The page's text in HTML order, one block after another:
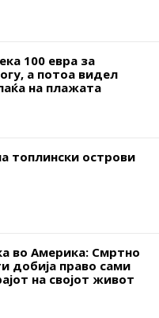
100 евра за
а потоа видел
на плажата
топлински острови
во Америка: Смртно
добија право сами
на својот живот